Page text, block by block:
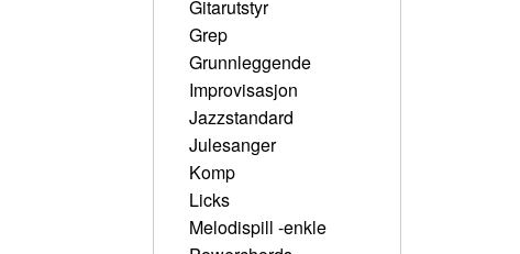
Gitarutstyr
Grep
Grunnleggende
Improvisasjon
Jazzstandard
Julesanger
Komp
Licks
Melodispill -enkle